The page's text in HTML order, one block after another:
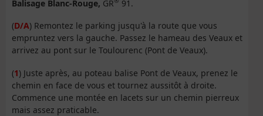
Balisage Blanc-Rouge, GR 91.
(D/A) Remontez le parking jusqu'à la route que vous
empruntez vers la gauche. Passez le hameau des Veaux et
arrivez au pont sur le Toulourenc (Pont de Veaux).
(1) Juste après, au poteau balise Pont de Veaux, prenez le
chemin en face de vous et tournez aussitôt à droite.
Commence une montée en lacets sur un chemin pierreux
mais assez praticable.